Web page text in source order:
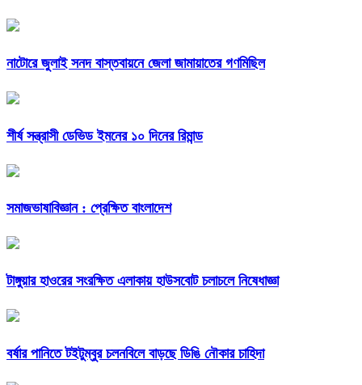
নাটোরে জুলাই সনদ বাস্তবায়নে জেলা জামায়াতের গণমিছিল
শীর্ষ সন্ত্রাসী ডেভিড ইমনের ১০ দিনের রিমান্ড
সমাজভাষাবিজ্ঞান : প্রেক্ষিত বাংলাদেশ
টাঙ্গুয়ার হাওরের সংরক্ষিত এলাকায় হাউসবোট চলাচলে নিষেধাজ্ঞা
বর্ষার পানিতে টইটুম্বুর চলনবিলে বাড়ছে ডিঙি নৌকার চাহিদা